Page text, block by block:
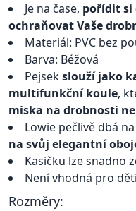
Je na čase, pořídit si
ochraňovat Vaše
Materiál: PVC bez
Barva: Béžová
Pejsekslouží jako
multifunkční koule,
miska na drobnosti
Lowie pečlivě dbá
na svůj elegantní
Kasičku lze snadno
Není vhodná pro
Rozměry: